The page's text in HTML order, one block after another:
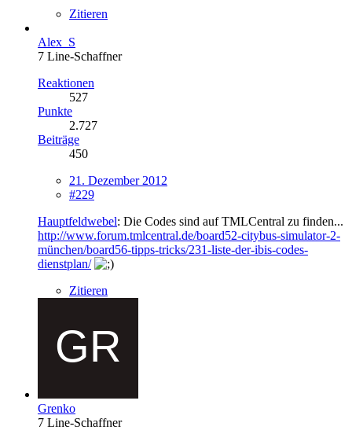
Zitieren
Alex_S
7 Line-Schaffner
Reaktionen
527
Punkte
2.727
Beiträge
450
21. Dezember 2012
#229
Hauptfeldwebel: Die Codes sind auf TMLCentral zu finden...
http://www.forum.tmlcentral.de/board52-citybus-simulator-2-
münchen/board56-tipps-tricks/231-liste-der-ibis-codes-
dienstplan/
Zitieren
Grenko
7 Line-Schaffner